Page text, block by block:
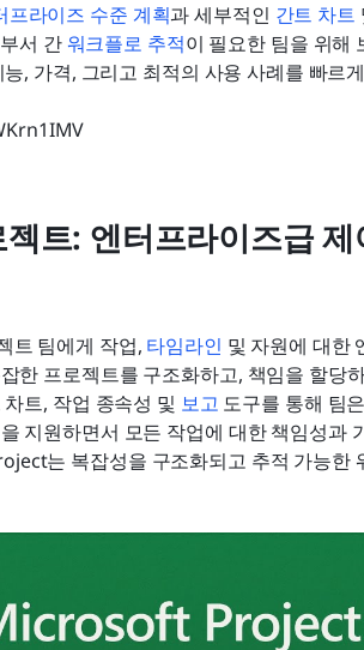
프라이즈 수준 계획과 세부적인 간트 차트
서 간 워크플로 추적이 필요한 팀을 위해
, 가격, 그리고 최적의 사용 사례를 빠르
트: 엔터프라이즈급
트 팀에게 작업, 타임라인 및 자원에 대한
한 프로젝트를 구조화하고, 책임을 할당
트, 작업 종속성 및 보고 도구를 통해 팀
을 지원하면서 모든 작업에 대한 책임성과
는 복잡성을 구조화되고 추적 가능한